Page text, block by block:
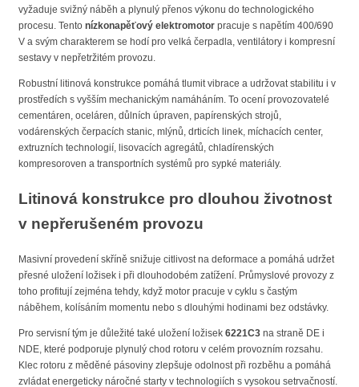
vyžaduje svižný náběh a plynulý přenos výkonu do technologického
procesu. Tento nízkonapěťový elektromotor pracuje s napětím 400/690
V a svým charakterem se hodí pro velká čerpadla, ventilátory i kompresní
sestavy v nepřetržitém provozu.
Robustní litinová konstrukce pomáhá tlumit vibrace a udržovat stabilitu i v
prostředích s vyšším mechanickým namáháním. To ocení provozovatelé
cementáren, oceláren, důlních úpraven, papírenských strojů,
vodárenských čerpacích stanic, mlýnů, drticích linek, míchacích center,
extruzních technologií, lisovacích agregátů, chladírenských
kompresoroven a transportních systémů pro sypké materiály.
Litinová konstrukce pro dlouhou životnost
v nepřerušeném provozu
Masivní provedení skříně snižuje citlivost na deformace a pomáhá udržet
přesné uložení ložisek i při dlouhodobém zatížení. Průmyslové provozy z
toho profitují zejména tehdy, když motor pracuje v cyklu s častým
náběhem, kolísáním momentu nebo s dlouhými hodinami bez odstávky.
Pro servisní tým je důležité také uložení ložisek 6221C3 na straně DE i
NDE, které podporuje plynulý chod rotoru v celém provozním rozsahu.
Klec rotoru z měděné pásoviny zlepšuje odolnost při rozběhu a pomáhá
zvládat energeticky náročné starty v technologiích s vysokou setrvačností.